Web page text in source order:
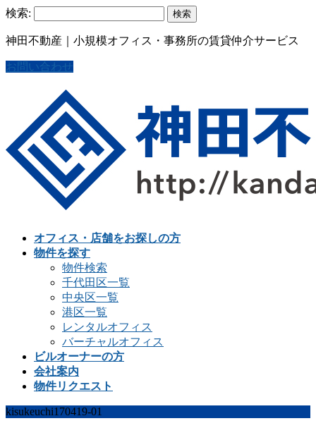
検索:
神田不動産｜小規模オフィス・事務所の賃貸仲介サービス
お問い合わせ
オフィス・店舗をお探しの方
物件を探す
物件検索
千代田区一覧
中央区一覧
港区一覧
レンタルオフィス
バーチャルオフィス
ビルオーナーの方
会社案内
物件リクエスト
kisukeuchi170419-01